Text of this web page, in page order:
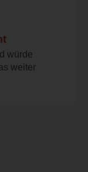
würde
weiter